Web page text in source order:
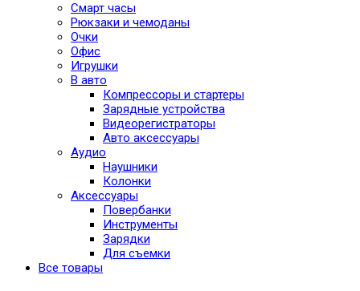
Смарт часы
Рюкзаки и чемоданы
Очки
Офис
Игрушки
В авто
Компрессоры и стартеры
Зарядные устройства
Видеорегистраторы
Авто аксессуары
Аудио
Наушники
Колонки
Аксессуары
Повербанки
Инструменты
Зарядки
Для съемки
Все товары